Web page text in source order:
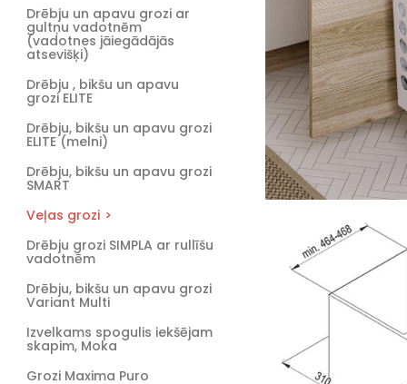
Drēbju un apavu grozi ar
gultņu vadotnēm
(vadotnes jāiegādājās
atsevišķi)
Drēbju , bikšu un apavu
grozi ELITE
Drēbju, bikšu un apavu grozi
ELITE (melni)
Drēbju, bikšu un apavu grozi
SMART
Veļas grozi
Drēbju grozi SIMPLA ar rullīšu
vadotnēm
Drēbju, bikšu un apavu grozi
Variant Multi
Izvelkams spogulis iekšējam
skapim, Moka
Grozi Maxima Puro